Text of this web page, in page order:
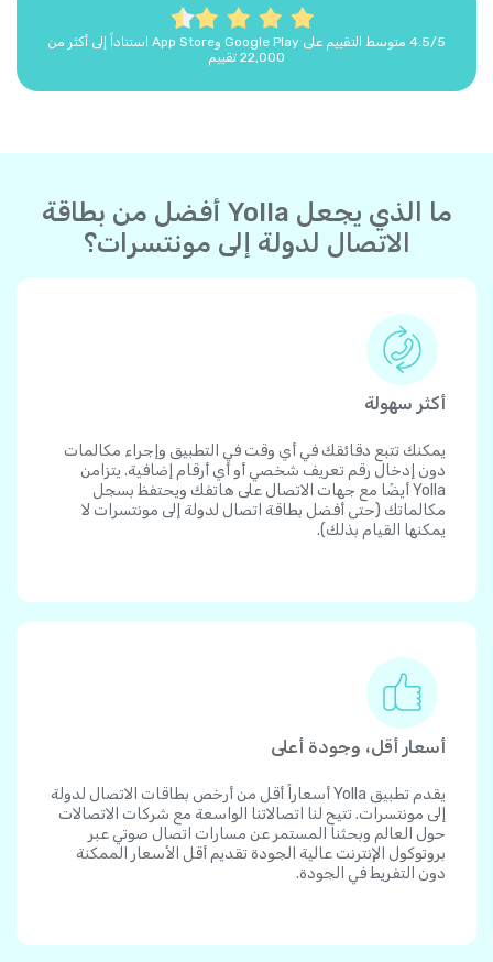
4.5/5 متوسط التقييم على Google Play وApp Store استناداً إلى أكثر من
22,000 تقييم
ما الذي يجعل Yolla أفضل من بطاقة
الاتصال لدولة إلى مونتسرات؟
أكثر سهولة
يمكنك تتبع دقائقك في أي وقت في التطبيق وإجراء مكالمات
دون إدخال رقم تعريف شخصي أو أي أرقام إضافية. يتزامن
Yolla أيضًا مع جهات الاتصال على هاتفك ويحتفظ بسجل
مكالماتك (حتى أفضل بطاقة اتصال لدولة إلى مونتسرات لا
يمكنها القيام بذلك).
أسعار أقل، وجودة أعلى
يقدم تطبيق Yolla أسعاراً أقل من أرخص بطاقات الاتصال لدولة
إلى مونتسرات. تتيح لنا اتصالاتنا الواسعة مع شركات الاتصالات
حول العالم وبحثنا المستمر عن مسارات اتصال صوتي عبر
بروتوكول الإنترنت عالية الجودة تقديم أقل الأسعار الممكنة
دون التفريط في الجودة.